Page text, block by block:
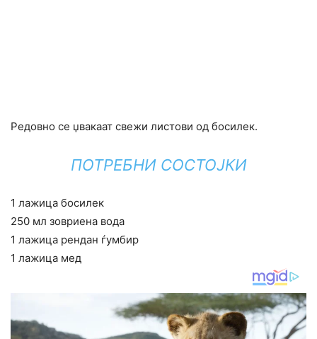
Редовно се џвакаат свежи листови од босилек.
ПОТРЕБНИ СОСТОЈКИ
1 лажица босилек
250 мл зовриена вода
1 лажица рендан ѓумбир
1 лажица мед